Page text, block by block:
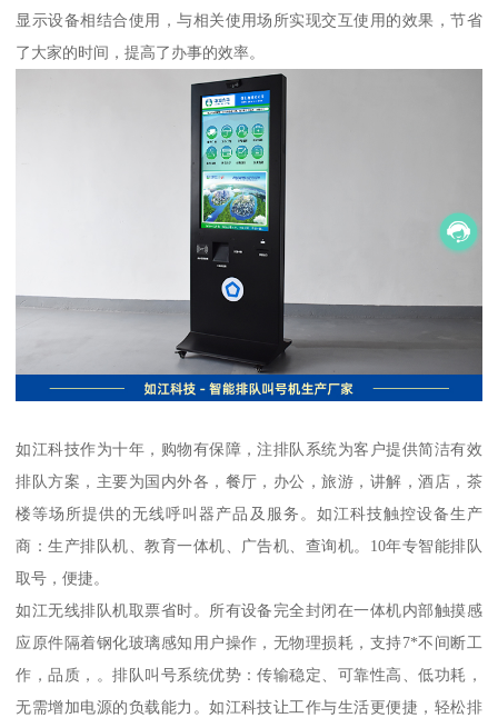
显示设备相结合使用，与相关使用场所实现交互使用的效果，节省
了大家的时间，提高了办事的效率。
如江科技作为十年，购物有保障，注排队系统为客户提供简洁有效
排队方案，主要为国内外各，餐厅，办公，旅游，讲解，酒店，茶
楼等场所提供的无线呼叫器产品及服务。如江科技触控设备生产
商：生产排队机、教育一体机、广告机、查询机。10年专智能排队
取号，便捷。
如江无线排队机取票省时。所有设备完全封闭在一体机内部触摸感
应原件隔着钢化玻璃感知用户操作，无物理损耗，支持7*不间断工
作，品质，。排队叫号系统优势：传输稳定、可靠性高、低功耗，
无需增加电源的负载能力。如江科技让工作与生活更便捷，轻松排